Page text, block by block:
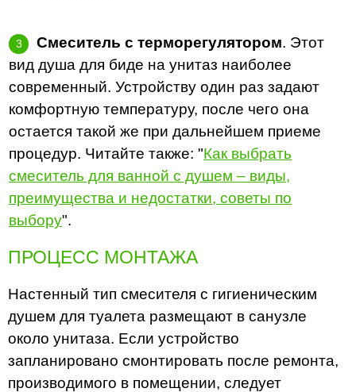
Смеситель с терморегулятором. Этот
вид душа для биде на унитаз наиболее
современный. Устройству один раз задают
комфортную температуру, после чего она
остается такой же при дальнейшем приеме
процедур. Читайте также: "Как выбрать
смеситель для ванной с душем – виды,
преимущества и недостатки, советы по
выбору".
ПРОЦЕСС МОНТАЖА
Настенный тип смесителя с гигиеническим
душем для туалета размещают в санузле
около унитаза. Если устройство
запланировано смонтировать после ремонта,
производимого в помещении, следует